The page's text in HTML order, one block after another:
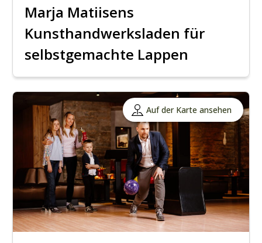
Marja Matiisens
Kunsthandwerksladen für
selbstgemachte Lappen
Auf der Karte ansehen